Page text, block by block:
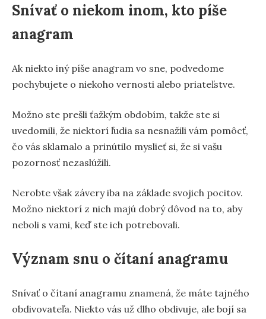
Snívať o niekom inom, kto píše
anagram
Ak niekto iný píše anagram vo sne, podvedome
pochybujete o niekoho vernosti alebo priateľstve.
Možno ste prešli ťažkým obdobím, takže ste si
uvedomili, že niektorí ľudia sa nesnažili vám pomôcť,
čo vás sklamalo a prinútilo myslieť si, že si vašu
pozornosť nezaslúžili.
Nerobte však závery iba na základe svojich pocitov.
Možno niektorí z nich majú dobrý dôvod na to, aby
neboli s vami, keď ste ich potrebovali.
Význam snu o čítaní anagramu
Snívať o čítaní anagramu znamená, že máte tajného
obdivovateľa. Niekto vás už dlho obdivuje, ale bojí sa